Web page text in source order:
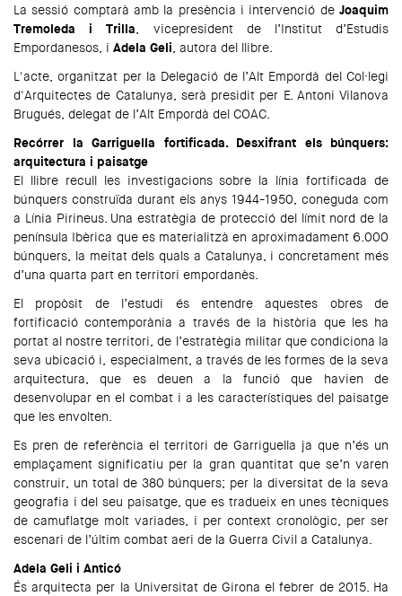
La sessió comptarà amb la presència i intervenció de Joaquim
Tremoleda i Trilla , vicepresident de l’Institut d’Estudis
Empordanesos, i Adela Geli , autora del llibre.
L'acte, organitzat per la Delegació de l’Alt Empordà del Col·legi
d'Arquitectes de Catalunya, serà presidit per E. Antoni Vilanova
Brugués, delegat de l’Alt Empordà del COAC.
Recórrer la Garriguella fortificada. Desxifrant els búnquers:
arquitectura i paisatge
El llibre recull les investigacions sobre la línia fortificada de
búnquers construïda durant els anys 1944-1950, coneguda com
a Línia Pirineus. Una estratègia de protecció del límit nord de la
península Ibèrica que es materialitzà en aproximadament 6.000
búnquers, la meitat dels quals a Catalunya, i concretament més
d’una quarta part en territori empordanès.
El propòsit de l’estudi és entendre aquestes obres de
fortificació contemporània a través de la història que les ha
portat al nostre territori, de l’estratègia militar que condiciona la
seva ubicació i, especialment, a través de les formes de la seva
arquitectura, que es deuen a la funció que havien de
desenvolupar en el combat i a les característiques del paisatge
que les envolten.
Es pren de referència el territori de Garriguella ja que n’és un
emplaçament significatiu per la gran quantitat que se’n varen
construir, un total de 380 búnquers; per la diversitat de la seva
geografia i del seu paisatge, que es tradueix en unes tècniques
de camuflatge molt variades, i per context cronològic, per ser
escenari de l’últim combat aeri de la Guerra Civil a Catalunya.
Adela Geli i Anticó
És arquitecta per la Universitat de Girona el febrer de 2015. Ha